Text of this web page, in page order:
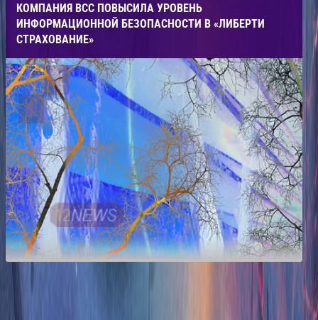
КОМПАНИЯ ВСС ПОВЫСИЛА УРОВЕНЬ
ИНФОРМАЦИОННОЙ БЕЗОПАСНОСТИ В «ЛИБЕРТИ
СТРАХОВАНИЕ»